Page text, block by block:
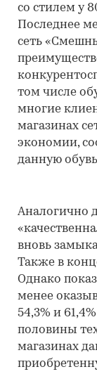
со стилем у
Последнее
сеть
том числе
многие
магазинах
экономии,
данную
Аналогично
вновь
Также в
Однако
менее
54,3% и
половины
магазинах